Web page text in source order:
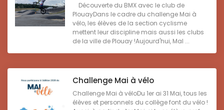
Découverte du BMX avec le club de
PlouayDans le cadre du challenge Mai à
vélo, les élèves de la section cyclisme
mettent leur discipline mais aussi les clubs
de la ville de Plouay !Aujourd'hui, Mal ...
Challenge Mai à vélo
Challenge Mai à véloDu 1er ai 31 Mai, tous les
élèves et personnels du collège font du vélo !